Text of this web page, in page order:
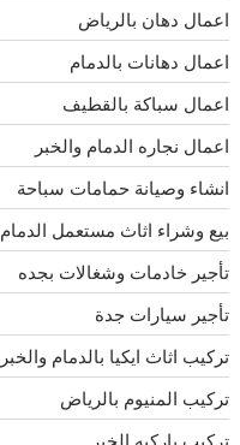
اعمال دهان بالرياض
اعمال دهانات بالدمام
اعمال سباكة بالقطيف
اعمال نجاره الدمام والخبر
انشاء وصيانة حمامات سباحة
بيع وشراء اثاث مستعمل الدمام
تأجير خادمات وشغالات بجده
تأجير سيارات جدة
تركيب اثاث ايكيا بالدمام والخبر
تركيب المنيوم بالرياض
تركيب باركيه الخبر